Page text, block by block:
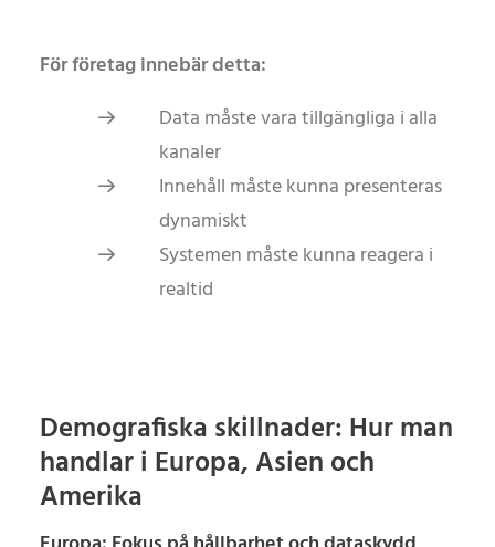
För företag innebär detta:
Data måste vara tillgängliga i alla
kanaler
Innehåll måste kunna presenteras
dynamiskt
Systemen måste kunna reagera i
realtid
Demografiska skillnader: Hur man
handlar i Europa, Asien och
Amerika